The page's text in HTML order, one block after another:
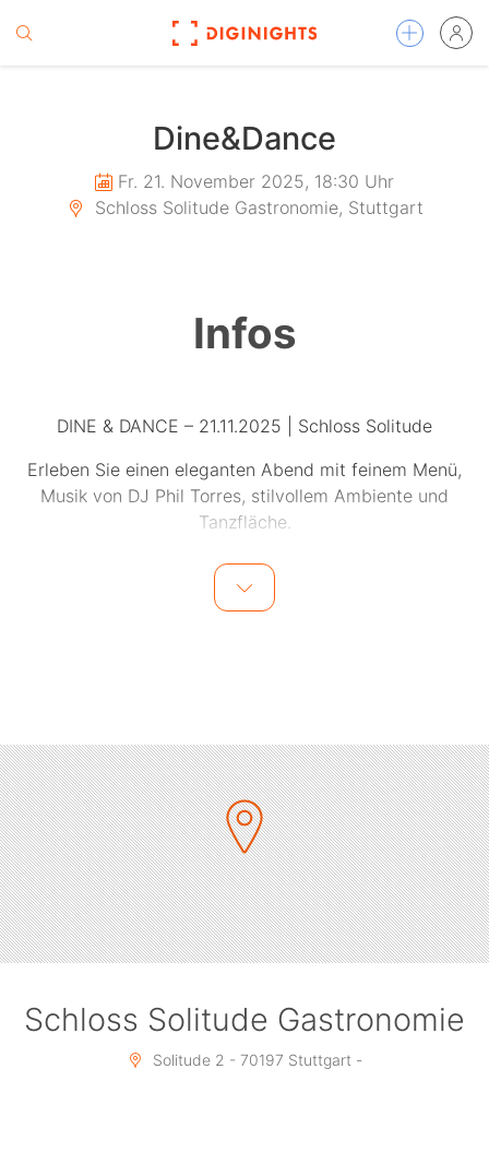
Dine&Dance
Fr. 21. November 2025, 18:30 Uhr
Schloss Solitude Gastronomie, Stuttgart
Infos
DINE & DANCE – 21.11.2025 | Schloss Solitude
Erleben Sie einen eleganten Abend mit feinem Menü,
Musik von DJ Phil Torres, stilvollem Ambiente und
Tanzfläche.
Ablauf:
18:30 Uhr Empfang mit Sekt & Häppchen
19:15 Uhr Menüstart (3 Gänge)
Karotte–Ingwer-Süppchen
Kalbsfilet im Kräuterflädle-Mantel, glacierte Karotten,
Selleriepüree
Vegi: Kräuterflädleroulade mit winterlichem Gemüse,
auf Kerbelsoße mit
glacierten Karotten und Selleriepüree
Geeister Frankfurter Kranz, Crumble, Rumtopf
Tanzen ausdrücklich erwünscht!
Schloss Solitude Gastronomie
Solitude 2 - 70197 Stuttgart -